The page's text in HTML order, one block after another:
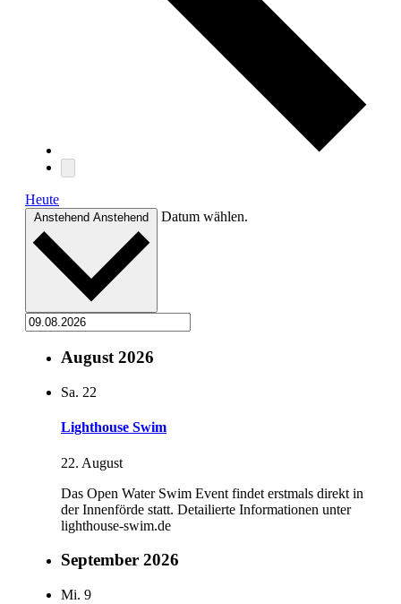
Heute
Anstehend Anstehend Datum wählen.
August 2026
Sa. 22
Lighthouse Swim
22. August
Das Open Water Swim Event findet erstmals direkt in
der Innenförde statt. Detailierte Informationen unter
lighthouse-swim.de
September 2026
Mi. 9